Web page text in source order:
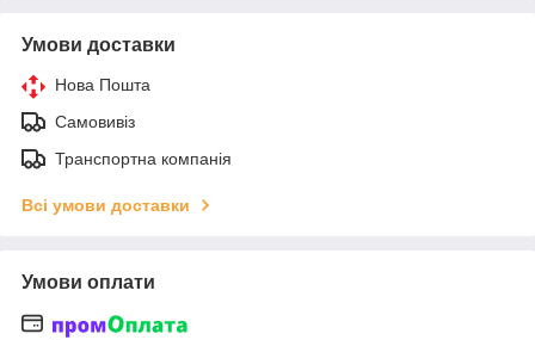
Умови доставки
Нова Пошта
Самовивіз
Транспортна компанія
Всі умови доставки
Умови оплати